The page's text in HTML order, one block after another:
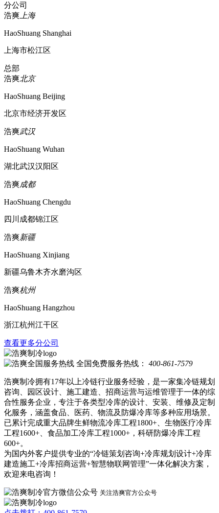
分公司
浩爽上海
HaoShuang Shanghai
上海市松江区
总部
浩爽北京
HaoShuang Beijing
北京市经济开发区
浩爽武汉
HaoShuang Wuhan
湖北武汉汉阳区
浩爽成都
HaoShuang Chengdu
四川成都锦江区
浩爽新疆
HaoShuang Xinjiang
新疆乌鲁木齐水磨沟区
浩爽杭州
HaoShuang Hangzhou
浙江杭州江干区
查看更多分公司
全国免费服务热线： 400-861-7579
浩爽制冷拥有17年以上冷链行业服务经验，是一家集冷链规划
咨询、园区设计、施工建造、招商运营与运维管理于一体的综
合性服务企业，专注于各类型冷库的设计、安装、维修及定制
化服务，涵盖食品、医药、物流及防爆冷库等多种应用场景。
已累计完成重大品牌生鲜物流冷库工程1800+、生物医疗冷库
工程1600+、食品加工冷库工程1000+，科研防爆冷库工程
600+。
为国内外客户提供专业的“冷链策划咨询+冷库规划设计+冷库
建造施工+冷库招商运营+智慧物联网管理”一体化解决方案，
欢迎来电咨询！
关注浩爽官方公众号